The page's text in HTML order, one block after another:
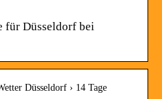
für Düsseldorf bei
Düsseldorf › 14 Tage